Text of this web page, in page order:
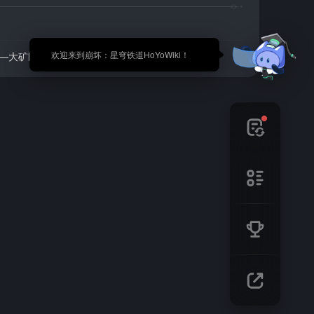
🎉 欢迎来到崩坏：星穹铁道HoYoWiki！
大矿区地图中拾取